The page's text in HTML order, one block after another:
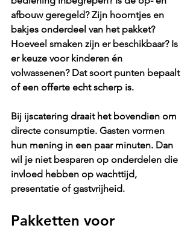
afbouw geregeld? Zijn hoorntjes en
bakjes onderdeel van het pakket?
Hoeveel smaken zijn er beschikbaar? Is
er keuze voor kinderen én
volwassenen? Dat soort punten bepaalt
of een offerte echt scherp is.
Bij ijscatering draait het bovendien om
directe consumptie. Gasten vormen
hun mening in een paar minuten. Dan
wil je niet besparen op onderdelen die
invloed hebben op wachttijd,
presentatie of gastvrijheid.
Pakketten voor